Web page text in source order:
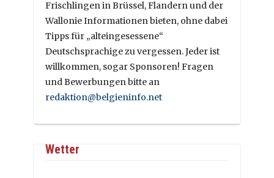
Frischlingen in Brüssel, Flandern und der
Wallonie Informationen bieten, ohne dabei
Tipps für „alteingesessene“
Deutschsprachige zu vergessen. Jeder ist
willkommen, sogar Sponsoren! Fragen
und Bewerbungen bitte an
redaktion@belgieninfo.net
Wetter